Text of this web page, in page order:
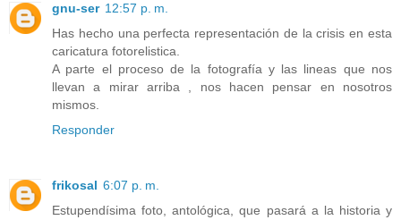
gnu-ser 12:57 p. m.
Has hecho una perfecta representación de la crisis en esta
caricatura fotorelistica.
A parte el proceso de la fotografía y las lineas que nos
llevan a mirar arriba , nos hacen pensar en nosotros
mismos.
Responder
frikosal 6:07 p. m.
Estupendísima foto, antológica, que pasará a la historia y